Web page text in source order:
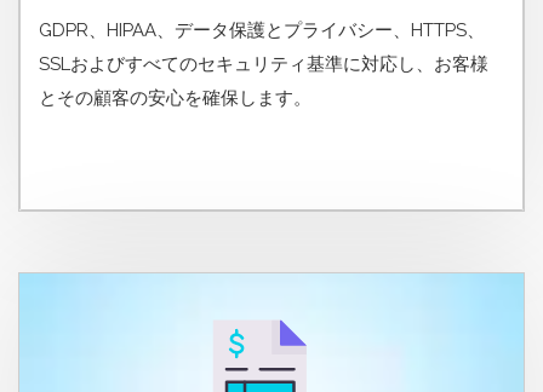
GDPR、HIPAA、データ保護とプライバシー、HTTPS、
SSLおよびすべてのセキュリティ基準に対応し、お客様
とその顧客の安心を確保します。